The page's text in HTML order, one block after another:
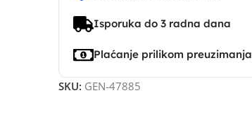
Isporuka do 3 radna dana
Plaćanje prilikom preuzimanja
SKU: GEN-47885